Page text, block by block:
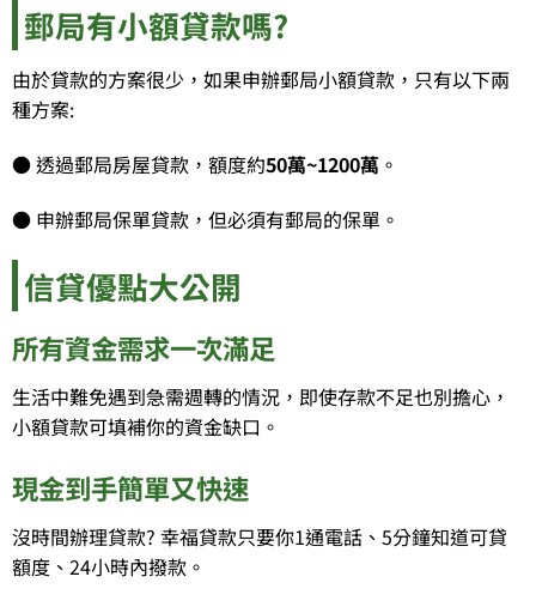
郵局有小額貸款嗎?
由於貸款的方案很少，如果申辦郵局小額貸款，只有以下兩
種方案:
● 透過郵局房屋貸款，額度約50萬~1200萬 。
● 申辦郵局保單貸款，但必須有郵局的保單。
信貸優點大公開
所有資金需求一次滿足
生活中難免遇到急需週轉的情況，即使存款不足也別擔心，
小額貸款可填補你的資金缺口。
現金到手簡單又快速
沒時間辦理貸款? 幸福貸款只要你1通電話、5分鐘知道可貸
額度、24小時內撥款。